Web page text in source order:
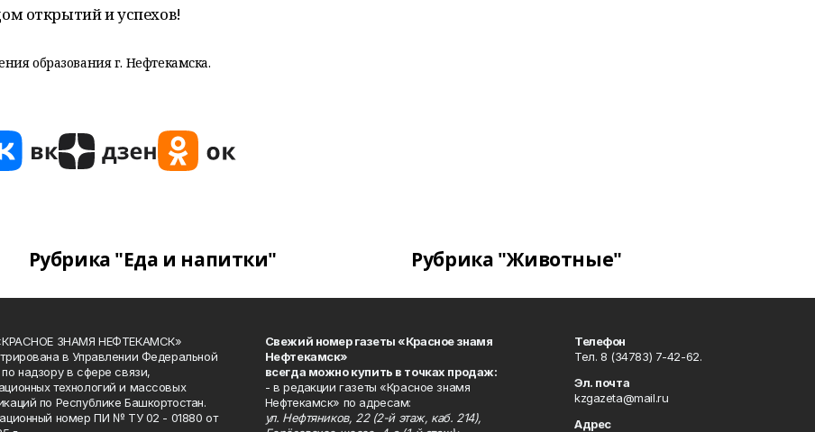
открытий и успехов!
образования г. Нефтекамска.
Рубрика "Еда и напитки" Рубрика "Животные"
ЗНАМЯ НЕФТЕКАМСК»
в Управлении Федеральной
надзору в сфере связи,
технологий и массовых
по Республике Башкортостан.
номер ПИ № ТУ 02 - 01880 от
Свежий номер газеты «Красное знамя
Нефтекамск»
всегда можно купить в точках продаж:
- в редакции газеты «Красное знамя
Нефтекамск» по адресам:
ул. Нефтяников, 22 (2-й этаж, каб. 214),
Телефон
Тел. 8 (34783) 7-42-62.
Эл. почта
kzgazeta@mail.ru
Адрес